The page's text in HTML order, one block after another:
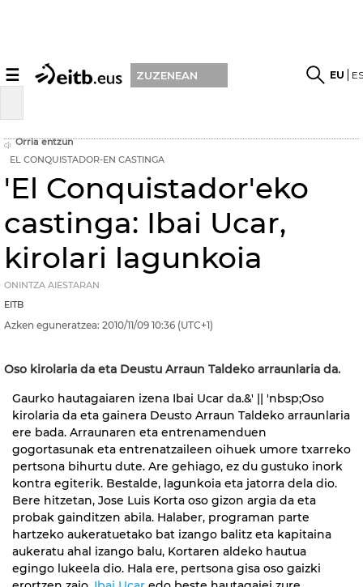
☰ ZUZENEAN EU
Orria entzun
EL CONQUISTADOR-EN CASTINGA
'El Conquistador'eko
castinga: Ibai Ucar,
kirolari lagunkoia
ONINTZA AIESTARAN
EITB
Azken eguneratzea: 2010/11/09 10:36 (UTC+1)
Oso kirolaria da eta Deustu Arraun Taldeko arraunlaria da.
Gaurko hautagaiaren izena Ibai Ucar da.&' || 'nbsp;Oso
kirolaria da eta gainera Deusto Arraun Taldeko arraunlaria
ere bada. Arraunaren eta entrenamenduen
gogortasunak eta entrenatzaileen oihuek umore txarreko
pertsona bihurtu dute. Are gehiago, ez du gustuko inork
kontra egiterik. Bestalde, lagunkoia eta jatorra dela dio.
Bere hitzetan, Jose Luis Korta oso gizon argia da eta
probak gainditzen abila. Halaber, programan parte
hartzeko aukeratuetako bat izango balitz eta kapitaina
aukeratu ahal izango balu, Kortaren aldeko hautua
egingo lukeela dio. Hala ere, pertsona gisa oso gaizki